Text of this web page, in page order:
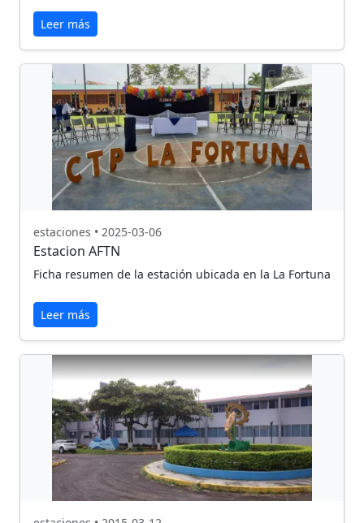
Leer más
estaciones • 2025-03-06
Estacion AFTN
Ficha resumen de la estación ubicada en la La Fortuna
Leer más